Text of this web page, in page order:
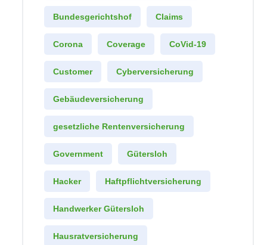
Bundesgerichtshof Claims
Corona Coverage CoVid-19
Customer Cyberversicherung
Gebäudeversicherung
gesetzliche Rentenversicherung
Government Gütersloh
Hacker Haftpflichtversicherung
Handwerker Gütersloh
Hausratversicherung